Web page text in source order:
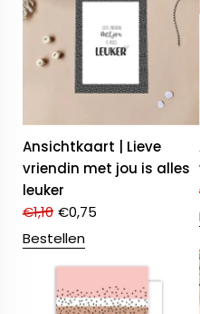
Ansichtkaart | Lieve
vriendin met jou is alles
leuker
€1,10 €0,75
Bestellen